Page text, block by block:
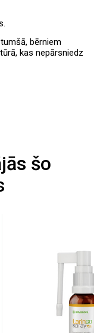
bērniem
kas nepārsniedz
šo